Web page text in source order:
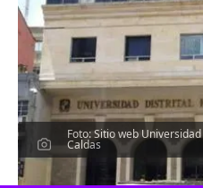
Foto: Sitio web
Caldas
Escucha